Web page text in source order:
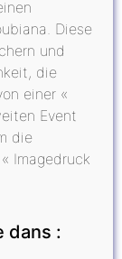
Diese
und
die
einer «
Event
die
Imagedruck
dans :